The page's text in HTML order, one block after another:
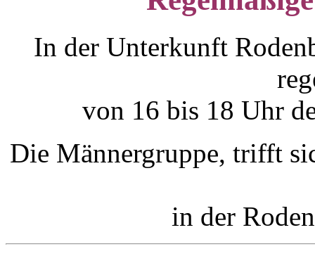
In der Unterkunft
von 16 bis 18 Uhr
Die Männergruppe, trifft
in der